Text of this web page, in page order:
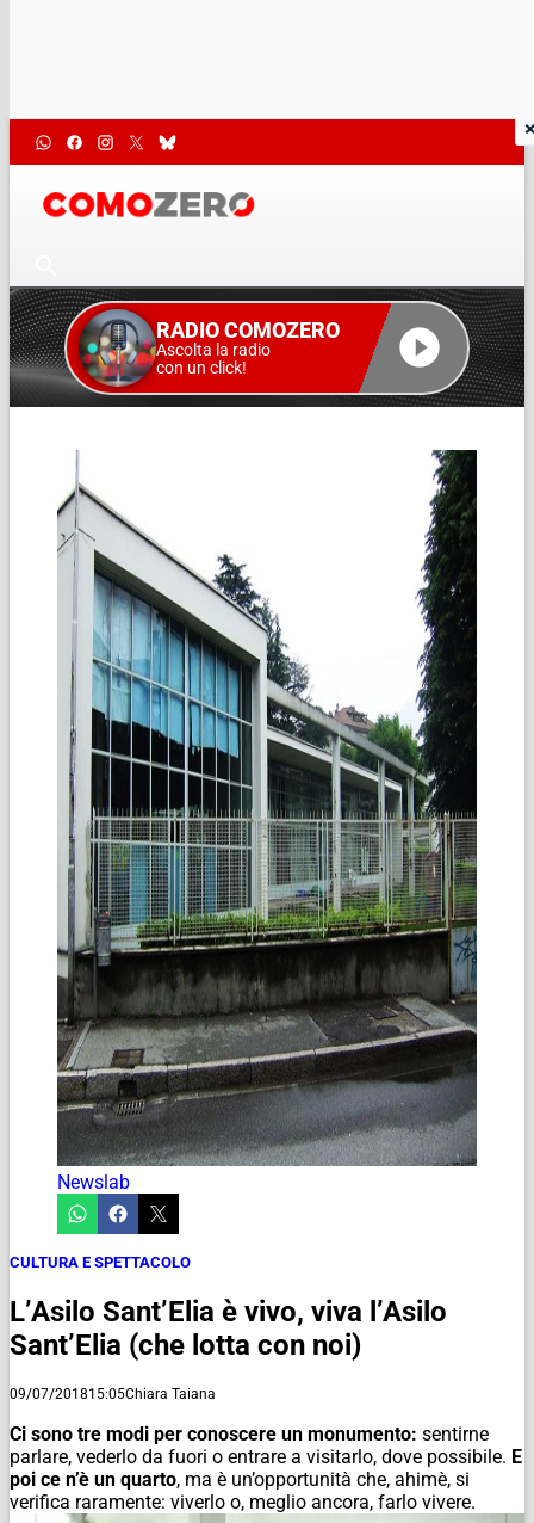
RADIO COMOZERO
Ascolta la radio
con un click!
Newslab
CULTURA E SPETTACOLO
L’Asilo Sant’Elia è vivo, viva l’Asilo
Sant’Elia (che lotta con noi)
09/07/201815:05Chiara Taiana
Ci sono tre modi per conoscere un monumento: sentirne
parlare, vederlo da fuori o entrare a visitarlo, dove possibile. E
poi ce n’è un quarto, ma è un’opportunità che, ahimè, si
verifica raramente: viverlo o, meglio ancora, farlo vivere.